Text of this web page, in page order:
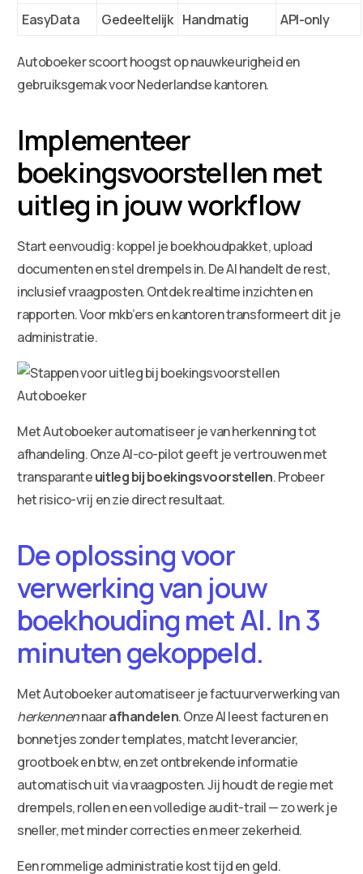
EasyData Gedeeltelijk Handmatig API-only
Autoboeker scoort hoogst op nauwkeurigheid en
gebruiksgemak voor Nederlandse kantoren.
Implementeer
boekingsvoorstellen met
uitleg in jouw workflow
Start eenvoudig: koppel je boekhoudpakket, upload
documenten en stel drempels in. De AI handelt de rest,
inclusief vraagposten. Ontdek realtime inzichten en
rapporten. Voor mkb’ers en kantoren transformeert dit je
administratie.
Met Autoboeker automatiseer je van herkenning tot
afhandeling. Onze AI-co-pilot geeft je vertrouwen met
transparanteuitleg bij boekingsvoorstellen. Probeer
het risico-vrij en zie direct resultaat.
De oplossing voor
verwerking van jouw
boekhouding met AI. In 3
minuten gekoppeld.
Met Autoboeker automatiseer je factuurverwerking van
herkennennaarafhandelen. Onze AI leest facturen en
bonnetjes zonder templates, matcht leverancier,
grootboek en btw, en zet ontbrekende informatie
automatisch uit via vraagposten. Jij houdt de regie met
drempels, rollen en een volledige audit-trail — zo werk je
sneller, met minder correcties en meer zekerheid.
Een rommelige administratie kost tijd en geld.